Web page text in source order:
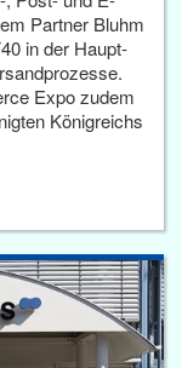
Partner Bluhm
in der Haupt­
Expo zudem
Königreichs